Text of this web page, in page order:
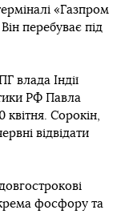
«Газпром
перебуває під
влада Індії
РФ Павла
квітня. Сорокін,
відвідати
фосфору та